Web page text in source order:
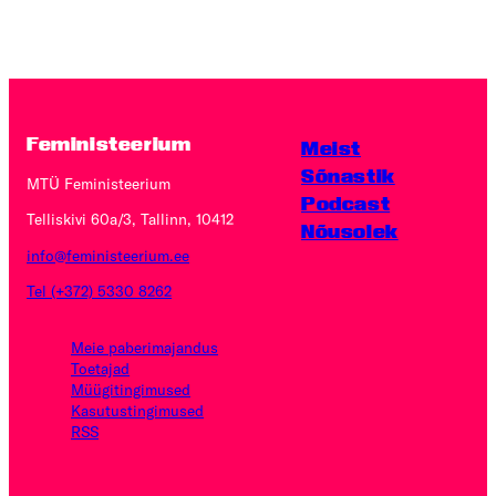
Feministeerium
MTÜ Feministeerium
Telliskivi 60a/3, Tallinn, 10412
info@feministeerium.ee
Tel (+372) 5330 8262
Meie paberimajandus
Toetajad
Müügitingimused
Kasutus­tingimused
RSS
Meist
Sõnastik
Podcast
Nõusolek